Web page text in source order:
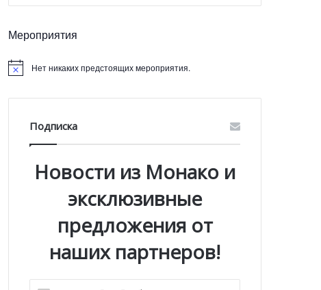
Мероприятия
Нет никаких предстоящих мероприятия.
Подписка
Новости из Монако и
эксклюзивные
предложения от
наших партнеров!